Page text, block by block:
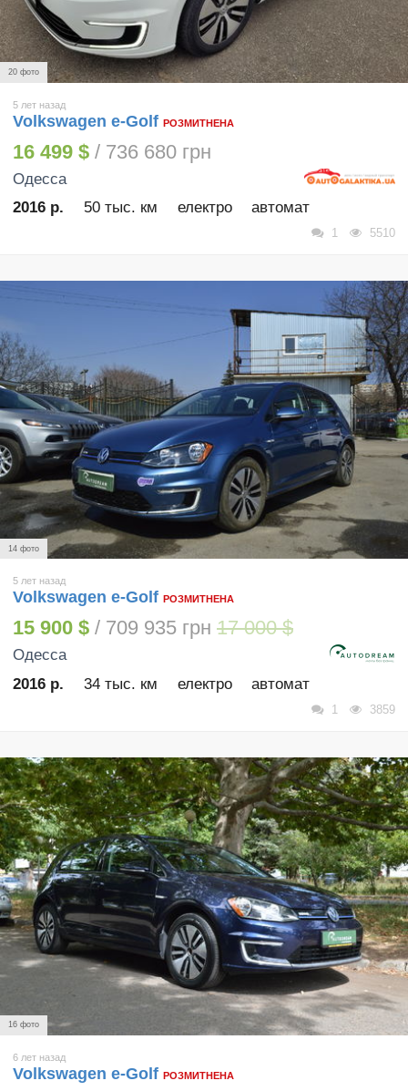
20 фото
5 лет назад
Volkswagen e-Golf РОЗМИТНЕНА
16 499 $ / 736 680 грн
Одесса
2016 р.
50 тыс. км електро автомат
1 5510
14 фото
5 лет назад
Volkswagen e-Golf РОЗМИТНЕНА
15 900 $ / 709 935 грн 17 000 $
Одесса
2016 р.
34 тыс. км електро автомат
1 3859
16 фото
6 лет назад
Volkswagen e-Golf РОЗМИТНЕНА